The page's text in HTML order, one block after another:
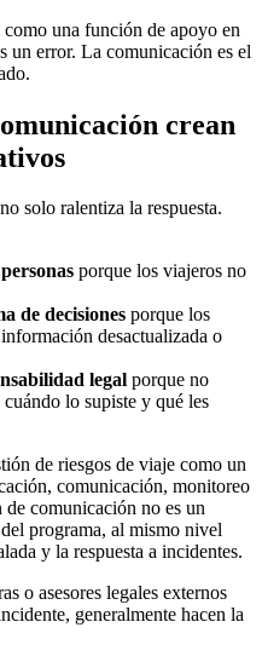
una función de apoyo en
un error. La comunicación es el
crean
solo ralentiza la respuesta.
porque los viajeros no
de decisiones porque los
desactualizada o
legal porque no
lo supiste y qué les
de riesgos de viaje como un
comunicación, monitoreo
comunicación no es un
programa, al mismo nivel
y la respuesta a incidentes.
o asesores legales externos
generalmente hacen la